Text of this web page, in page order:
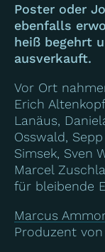
Poster oder
ebenfalls
heiß begehrt
ausverkauft.
Vor Ort
Erich
Lanäus,
Osswald,
Simsek, Sven
Marcel
für bleibende
Marcus
Produzent